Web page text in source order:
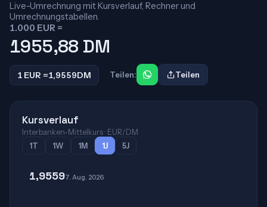
Live-Umrechnung mit Kursverlauf, Rechner und
Umrechnungstabellen.
1.000 EUR =
1955,88 DM
1 EUR =1,9559DM Teilen: Teilen
Kursverlauf
Interbanken-Mittelkurs · EUR/DM
1T
1W 1M 1J 5J
1,95597. Aug. 2026